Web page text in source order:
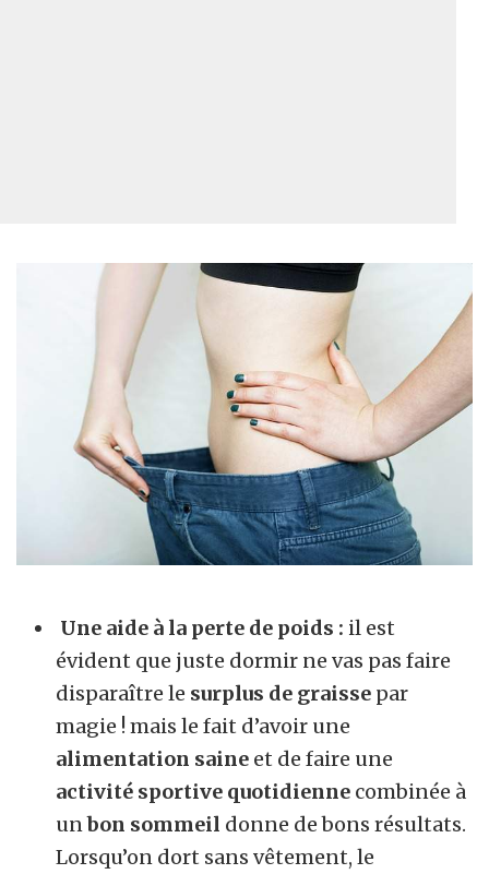
Une aide à la perte de poids : il est
évident que juste dormir ne vas pas faire
disparaître le surplus de graisse par
magie ! mais le fait d’avoir une
alimentation saine et de faire une
activité sportive quotidienne combinée à
unbon sommeil donne de bons résultats.
Lorsqu’on dort sans vêtement, le